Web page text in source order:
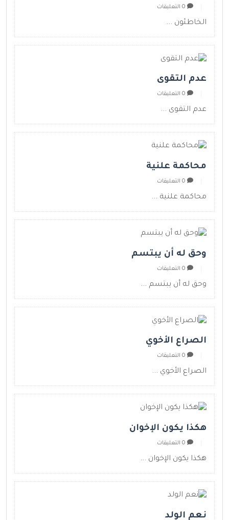
الخاطئون ...
عدم التقوى
عدم التقوى ...
محاكمة علنية
محاكمة علنية ...
وحق له أن يبتسم
وحق له أن يبتسم ...
الصراع الأخوي
الصراع الأخوي ...
هكذا يكون الإخوان
هكذا يكون الإخوان ...
نعم الولد